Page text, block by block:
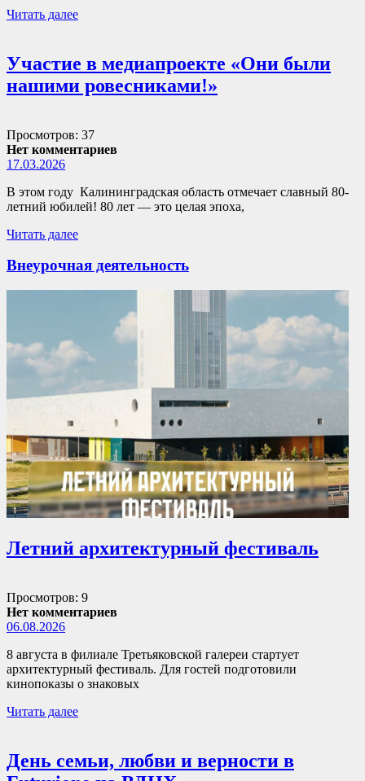
Читать далее
Участие в медиапроекте «Они были
нашими ровесниками!»
Просмотров: 37
Нет комментариев
17.03.2026
В этом году Калининградская область отмечает славный 80-
летний юбилей! 80 лет — это целая эпоха,
Читать далее
Внеурочная деятельность
Летний архитектурный фестиваль
Просмотров: 9
Нет комментариев
06.08.2026
8 августа в филиале Третьяковской галереи стартует
архитектурный фестиваль. Для гостей подготовили
кинопоказы о знаковых
Читать далее
День семьи, любви и верности в